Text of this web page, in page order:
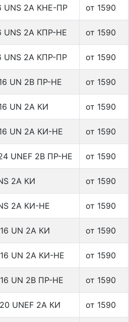
UNS 2А КНЕ-ПР от 1590
UNS 2А КПР-НЕ от 1590
UNS 2А КПР-ПР от 1590
UN 2B ПР-НЕ от 1590
UN 2А КИ от 1590
UN 2А КИ-НЕ от 1590
UNEF 2B ПР-НЕ от 1590
2A КИ от 1590
2A КИ-НЕ от 1590
UN 2A КИ от 1590
UN 2A КИ-НЕ от 1590
UN 2B ПР-НЕ от 1590
UNEF 2A КИ от 1590